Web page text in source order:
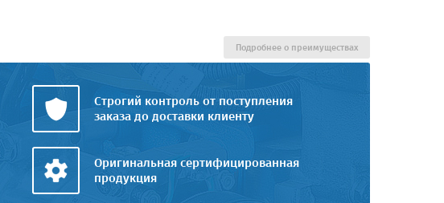
Строгий контроль от поступления
заказа до доставки клиенту
Оригинальная сертифицированная
продукция
Подробнее о преимуществах